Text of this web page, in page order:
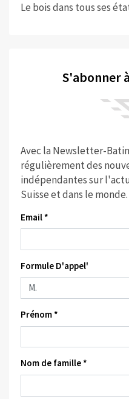
Le bois dans tous ses
S'abonner
Avec la Newsletter-
régulièrement des
indépendantes sur
Suisse et dans le monde.
Email *
Formule D'appel'
Prénom *
Nom de famille *